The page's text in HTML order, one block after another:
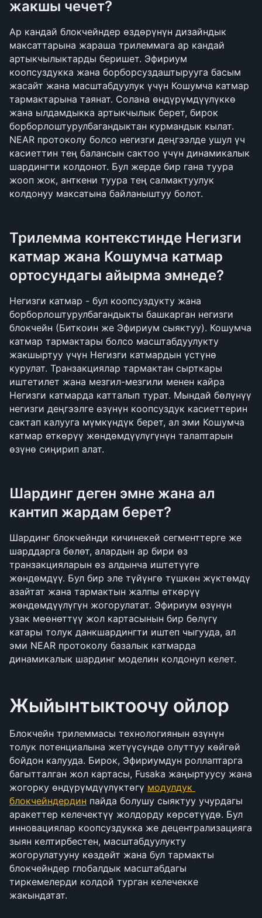
жакшы чечет?
Ар кандай блокчейндер өздөрүнүн дизайндык
максаттарына жараша трилеммага ар кандай
артыкчылыктарды беришет. Эфириум
коопсуздукка жана борборсуздаштырууга басым
жасайт жана масштабдуулук үчүн Кошумча катмар
тармактарына таянат. Солана өндүрүмдүүлүккө
жана ылдамдыкка артыкчылык берет, бирок
борборлоштурулбагандыктан курмандык кылат.
NEAR протоколу болсо негизги деңгээлде ушул үч
касиеттин тең балансын сактоо үчүн динамикалык
шардингти колдонот. Бул жерде бир гана туура
жооп жок, анткени туура тең салмактуулук
колдонуу максатына байланыштуу болот.
Трилемма контекстинде Негизги
катмар жана Кошумча катмар
ортосундагы айырма эмнеде?
Негизги катмар - бул коопсуздукту жана
борборлоштурулбагандыкты башкарган негизги
блокчейн (Биткоин же Эфириум сыяктуу). Кошумча
катмар тармактары болсо масштабдуулукту
жакшыртуу үчүн Негизги катмардын үстүнө
курулат. Транзакциялар тармактан сырткары
иштетилет жана мезгил-мезгили менен кайра
Негизги катмарда катталып турат. Мындай бөлүнүү
негизги деңгээлге өзүнүн коопсуздук касиеттерин
сактап калууга мүмкүндүк берет, ал эми Кошумча
катмар өткөрүү жөндөмдүүлүгүнүн талаптарын
өзүнө сиңирип алат.
Шардинг деген эмне жана ал
кантип жардам берет?
Шардинг блокчейнди кичинекей сегменттерге же
шарддарга бөлөт, алардын ар бири өз
транзакцияларын өз алдынча иштетүүгө
жөндөмдүү. Бул бир эле түйүнгө түшкөн жүктөмдү
азайтат жана тармактын жалпы өткөрүү
жөндөмдүүлүгүн жогорулатат. Эфириум өзүнүн
узак мөөнөттүү жол картасынын бир бөлүгү
катары толук данкшардингти иштеп чыгууда, ал
эми NEAR протоколу базалык катмарда
динамикалык шардинг моделин колдонуп келет.
Жыйынтыктоочу ойлор
Блокчейн трилеммасы технологиянын өзүнүн
толук потенциалына жетүүсүндө олуттуу көйгөй
бойдон калууда. Бирок, Эфириумдун роллаптарга
багытталган жол картасы, Fusaka жаңыртуусу жана
жогорку өндүрүмдүүлүктөгү модулдук
блокчейндердин пайда болушу сыяктуу учурдагы
аракеттер келечектүү жолдорду көрсөтүүдө. Бул
инновациялар коопсуздукка же децентрализацияга
зыян келтирбестен, масштабдуулукту
жогорулатууну көздөйт жана бул тармакты
блокчейндер глобалдык масштабдагы
тиркемелерди колдой турган келечекке
жакындатат.